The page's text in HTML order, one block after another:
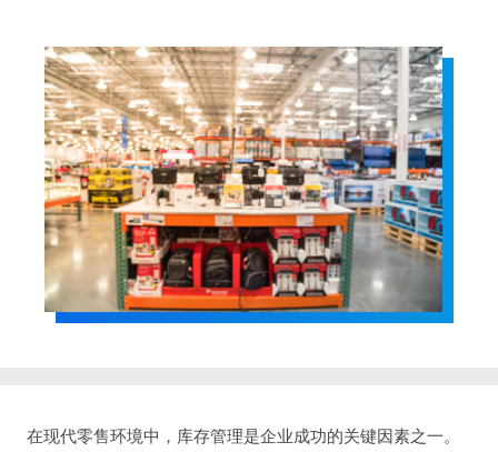
在现代零售环境中，库存管理是企业成功的关键因素之一。